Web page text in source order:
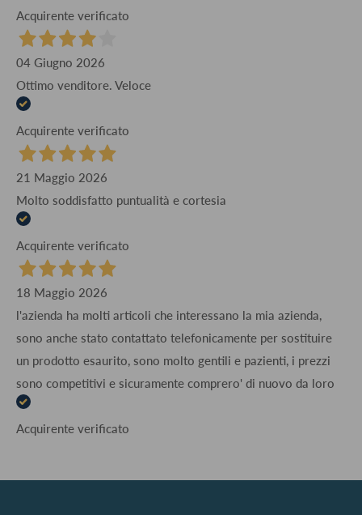
Acquirente verificato
04 Giugno 2026
Ottimo venditore. Veloce
Acquirente verificato
21 Maggio 2026
Molto soddisfatto puntualità e cortesia
Acquirente verificato
18 Maggio 2026
l'azienda ha molti articoli che interessano la mia azienda,
sono anche stato contattato telefonicamente per sostituire
un prodotto esaurito, sono molto gentili e pazienti, i prezzi
sono competitivi e sicuramente comprero' di nuovo da loro
Acquirente verificato